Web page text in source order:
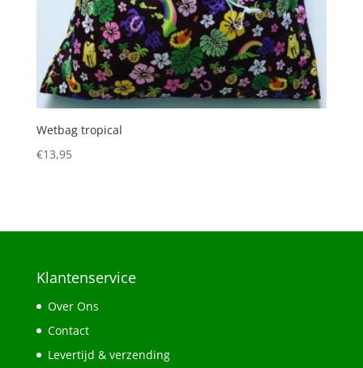
Wetbag tropical
€13,95
Klantenservice
Over Ons
Contact
Levertijd & verzending